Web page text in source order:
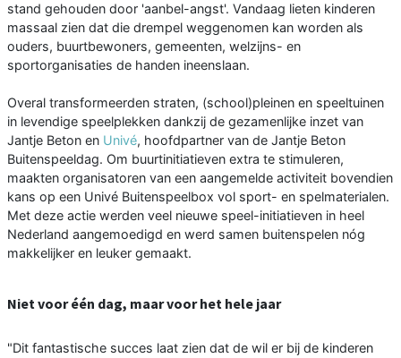
stand gehouden door 'aanbel-angst'. Vandaag lieten kinderen
massaal zien dat die drempel weggenomen kan worden als
ouders, buurtbewoners, gemeenten, welzijns- en
sportorganisaties de handen ineenslaan.
Overal transformeerden straten, (school)pleinen en speeltuinen
in levendige speelplekken dankzij de gezamenlijke inzet van
Jantje Beton en Univé, hoofdpartner van de Jantje Beton
Buitenspeeldag. Om buurtinitiatieven extra te stimuleren,
maakten organisatoren van een aangemelde activiteit bovendien
kans op een Univé Buitenspeelbox vol sport- en spelmaterialen.
Met deze actie werden veel nieuwe speel-initiatieven in heel
Nederland aangemoedigd en werd samen buitenspelen nóg
makkelijker en leuker gemaakt.
Niet voor één dag, maar voor het hele jaar
"Dit fantastische succes laat zien dat de wil er bij de kinderen